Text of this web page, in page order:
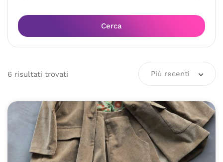
Cerca
6 risultati trovati Più recenti